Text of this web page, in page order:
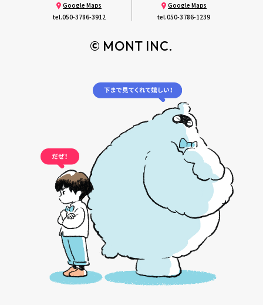
Google Maps
tel.050-3786-3912
Google Maps
tel.050-3786-1239
© MONT INC.